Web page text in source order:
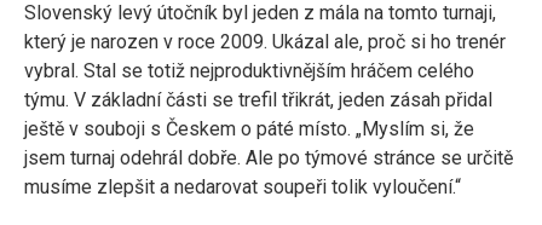
Slovenský levý útočník byl jeden z mála na tomto turnaji,
který je narozen v roce 2009. Ukázal ale, proč si ho trenér
vybral. Stal se totiž nejproduktivnějším hráčem celého
týmu. V základní části se trefil třikrát, jeden zásah přidal
ještě v souboji s Českem o páté místo. „Myslím si, že
jsem turnaj odehrál dobře. Ale po týmové stránce se určitě
musíme zlepšit a nedarovat soupeři tolik vyloučení.“